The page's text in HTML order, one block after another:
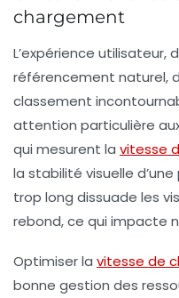
chargement
L’expérience
référencement naturel,
classement
attention particulière
qui mesurent la vitesse
la stabilité visuelle
trop long dissuade les
rebond, ce qui impacte
Optimiser la vitesse de
bonne gestion des